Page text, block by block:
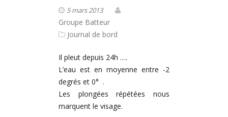
5 mars 2013
Groupe Batteur
Journal de bord
Il pleut depuis 24h ….
L’eau est en moyenne entre -2
degrés et 0° .
Les plongées répétées nous
marquent le visage.